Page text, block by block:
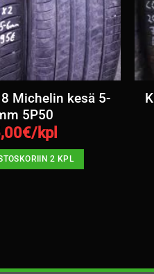
Michelin kesä 5-
5P50
€/kpl
2 KPL